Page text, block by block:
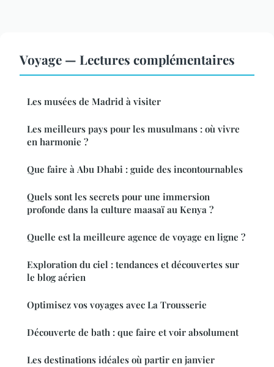
Voyage — Lectures complémentaires
Les musées de Madrid à visiter
Les meilleurs pays pour les musulmans : où vivre
en harmonie ?
Que faire à Abu Dhabi : guide des incontournables
Quels sont les secrets pour une immersion
profonde dans la culture maasaï au Kenya ?
Quelle est la meilleure agence de voyage en ligne ?
Exploration du ciel : tendances et découvertes sur
le blog aérien
Optimisez vos voyages avec La Trousserie
Découverte de bath : que faire et voir absolument
Les destinations idéales où partir en janvier